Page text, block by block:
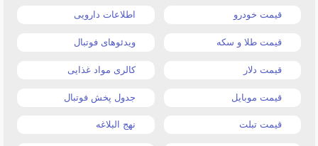
قیمت خودرو اطلاعات دارویی
قیمت طلا و سکه ویدئوهای فوتبال
قیمت دلار کالری مواد غذایی
قیمت موبایل جدول پخش فوتبال
قیمت تبلت نهج البلاغه